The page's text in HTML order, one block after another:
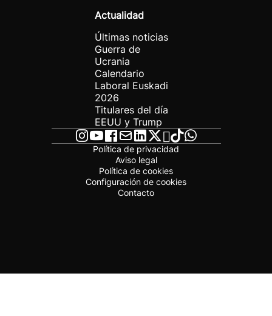
Actualidad
Últimas noticias
Guerra de
Ucrania
Calendario
Laboral Euskadi
2026
Titulares del día
EEUU y Trump
Política de privacidad
Aviso legal
Política de cookies
Configuración de cookies
Contacto